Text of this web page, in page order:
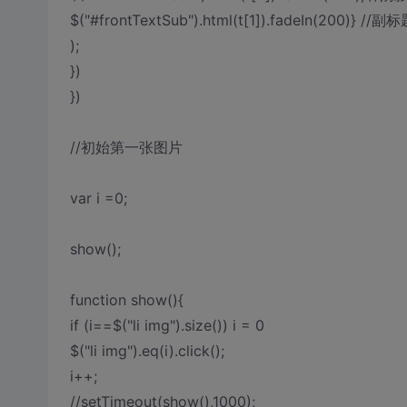
$("#frontTextSub").html(t[1]).fadeIn(200)} //副标
);
})
})
//初始第一张图片
var i =0;
show();
function show(){
if (i==$("li img").size()) i = 0
$("li img").eq(i).click();
i++;
//setTimeout(show(),1000);